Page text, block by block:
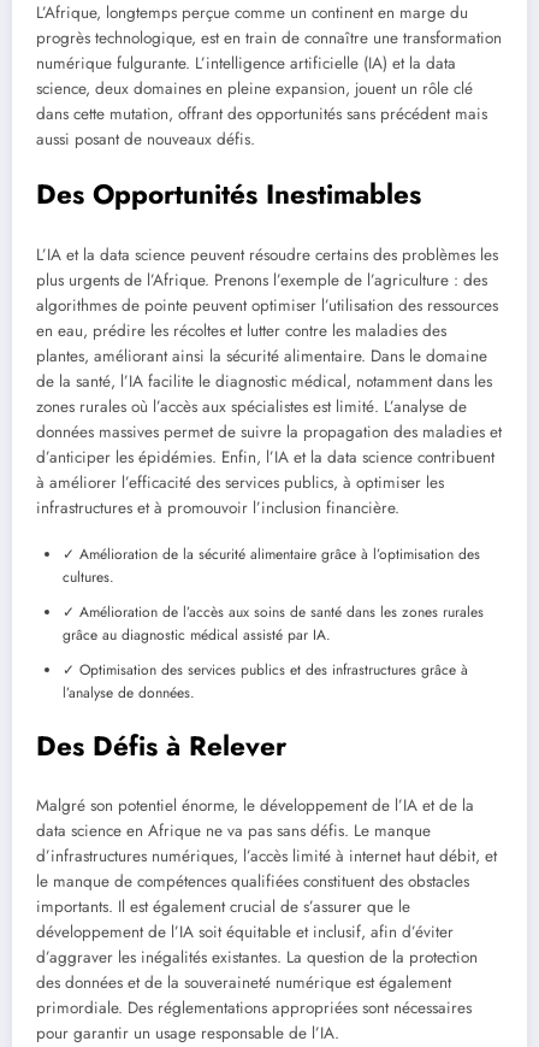
L’Afrique, longtemps perçue comme un continent en marge du
progrès technologique, est en train de connaître une transformation
numérique fulgurante. L’intelligence artificielle (IA) et la data
science, deux domaines en pleine expansion, jouent un rôle clé
dans cette mutation, offrant des opportunités sans précédent mais
aussi posant de nouveaux défis.
Des Opportunités Inestimables
L’IA et la data science peuvent résoudre certains des problèmes les
plus urgents de l’Afrique. Prenons l’exemple de l’agriculture : des
algorithmes de pointe peuvent optimiser l’utilisation des ressources
en eau, prédire les récoltes et lutter contre les maladies des
plantes, améliorant ainsi la sécurité alimentaire. Dans le domaine
de la santé, l’IA facilite le diagnostic médical, notamment dans les
zones rurales où l’accès aux spécialistes est limité. L’analyse de
données massives permet de suivre la propagation des maladies et
d’anticiper les épidémies. Enfin, l’IA et la data science contribuent
à améliorer l’efficacité des services publics, à optimiser les
infrastructures et à promouvoir l’inclusion financière.
✓ Amélioration de la sécurité alimentaire grâce à l’optimisation des
cultures.
✓ Amélioration de l’accès aux soins de santé dans les zones rurales
grâce au diagnostic médical assisté par IA.
✓ Optimisation des services publics et des infrastructures grâce à
l’analyse de données.
Des Défis à Relever
Malgré son potentiel énorme, le développement de l’IA et de la
data science en Afrique ne va pas sans défis. Le manque
d’infrastructures numériques, l’accès limité à internet haut débit, et
le manque de compétences qualifiées constituent des obstacles
importants. Il est également crucial de s’assurer que le
développement de l’IA soit équitable et inclusif, afin d’éviter
d’aggraver les inégalités existantes. La question de la protection
des données et de la souveraineté numérique est également
primordiale. Des réglementations appropriées sont nécessaires
pour garantir un usage responsable de l’IA.